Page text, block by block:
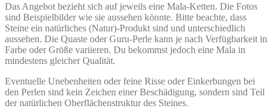
Das Angebot bezieht sich auf jeweils eine Mala-Ketten. Die Fotos
sind Beispielbilder wie sie aussehen könnte. Bitte beachte, dass
Steine ein natürliches (Natur)-Produkt sind und unterschiedlich
aussehen. Die Quaste oder Guru-Perle kann je nach Verfügbarkeit in
Farbe oder Größe variieren. Du bekommst jedoch eine Mala in
mindestens gleicher Qualität.
Eventuelle Unebenheiten oder feine Risse oder Einkerbungen bei
den Perlen sind kein Zeichen einer Beschädigung, sondern sind Teil
der natürlichen Oberflächenstruktur des Steines.